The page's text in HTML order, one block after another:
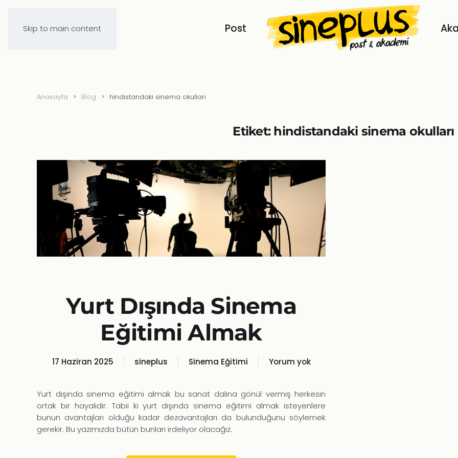
Skip to main content Post
Anasayfa Blog hindistandaki sinema okulları
Etiket: hindistandaki sinema okulları
Yurt Dışında Sinema
Eğitimi Almak
17 Haziran 2025 sineplus Sinema Eğitimi Yorum yok
Yurt
Sinema
Eğitimi
Almak
Yurt dışında sinema eğitimi almak bu sanat dalına gönül vermiş herkesin
ortak bir hayalidir. Tabii ki yurt dışında sinema eğitimi almak isteyenlere
bunun avantajları olduğu kadar dezavantajları da bulunduğunu söylemek
gerekir. Bu yazımızda bütün bunları irdeliyor olacağız.